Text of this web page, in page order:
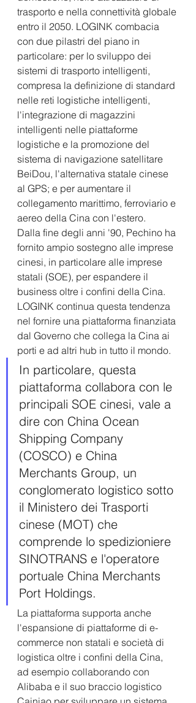
trasporto e nella connettività globale
entro il 2050. LOGINK combacia
con due pilastri del piano in
particolare: per lo sviluppo dei
sistemi di trasporto intelligenti,
compresa la definizione di standard
nelle reti logistiche intelligenti,
l'integrazione di magazzini
intelligenti nelle piattaforme
logistiche e la promozione del
sistema di navigazione satellitare
BeiDou, l'alternativa statale cinese
al GPS; e per aumentare il
collegamento marittimo, ferroviario e
aereo della Cina con l'estero.
Dalla fine degli anni '90, Pechino ha
fornito ampio sostegno alle imprese
cinesi, in particolare alle imprese
statali (SOE), per espandere il
business oltre i confini della Cina.
LOGINK continua questa tendenza
nel fornire una piattaforma finanziata
dal Governo che collega la Cina ai
porti e ad altri hub in tutto il mondo.
In particolare, questa
piattaforma collabora con le
principali SOE cinesi, vale a
dire con China Ocean
Shipping Company
(COSCO) e China
Merchants Group, un
conglomerato logistico sotto
il Ministero dei Trasporti
cinese (MOT) che
comprende lo spedizioniere
SINOTRANS e l'operatore
portuale China Merchants
Port Holdings.
La piattaforma supporta anche
l'espansione di piattaforme di e-
commerce non statali e società di
logistica oltre i confini della Cina,
ad esempio collaborando con
Alibaba e il suo braccio logistico